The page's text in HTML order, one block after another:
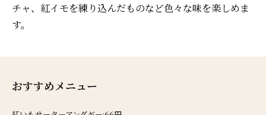
チャ、紅イモを練り込んだものなど色々な味を楽しめま
す。
おすすめメニュー